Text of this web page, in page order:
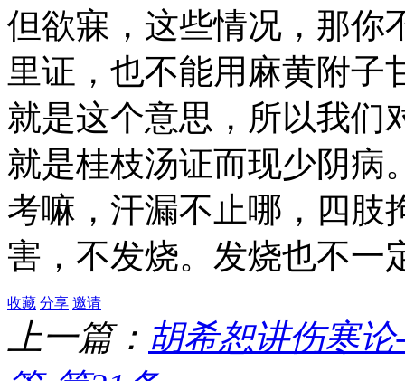
但欲寐，这些情况，那你
里证，也不能用麻黄附子
就是这个意思，所以我们
就是桂枝汤证而现少阴病
考嘛，汗漏不止哪，四肢
害，不发烧。发烧也不一
收藏 分享 邀请
上一篇： 胡希恕讲伤寒